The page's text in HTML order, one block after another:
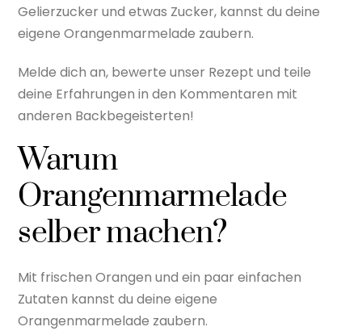
Gelierzucker und etwas Zucker, kannst du deine
eigene Orangenmarmelade zaubern.
Melde dich an, bewerte unser Rezept und teile
deine Erfahrungen in den Kommentaren mit
anderen Backbegeisterten!
Warum
Orangenmarmelade
selber machen?
Mit frischen Orangen und ein paar einfachen
Zutaten kannst du deine eigene
Orangenmarmelade zaubern.